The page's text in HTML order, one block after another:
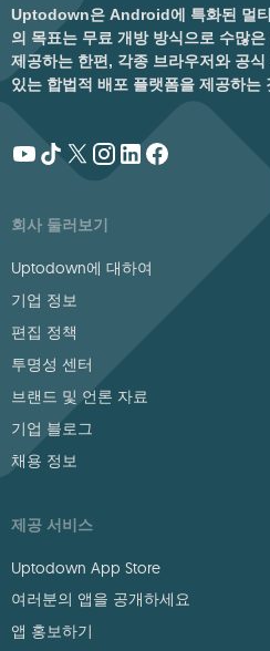
Uptodown은 Android에 특화된 멀
의 목표는 무료 개방 방식으로 수많
제공하는 한편, 각종 브라우저와 공
있는 합법적 배포 플랫폼을 제공하는
회사 둘러보기
Uptodown에 대하여
기업 정보
편집 정책
투명성 센터
브랜드 및 언론 자료
기업 블로그
채용 정보
제공 서비스
Uptodown App Store
여러분의 앱을 공개하세요
앱 홍보하기